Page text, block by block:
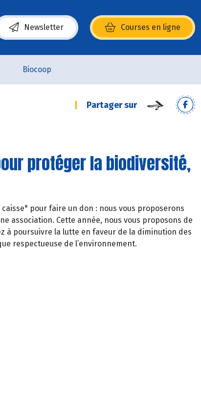
Newsletter Courses en ligne
dans une nouvelle fenêtre)
Biocoop
Partager sur
protéger la biodiversité,
pour faire un don : nous vous proposerons
association. Cette année, nous vous proposons de
à poursuivre la lutte en faveur de la diminution des
respectueuse de l’environnement.